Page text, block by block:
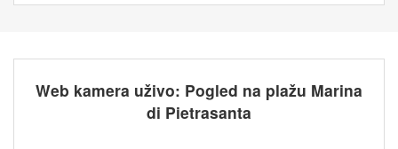
Web kamera uživo: Pogled na plažu Marina
di Pietrasanta